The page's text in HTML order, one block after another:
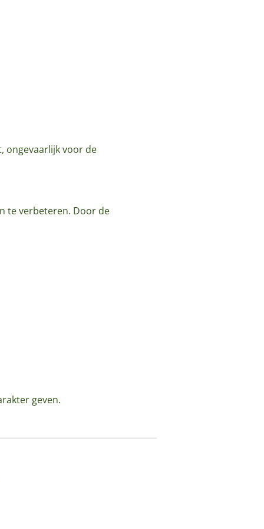
ongevaarlijk voor de
te verbeteren. Door de
geven.